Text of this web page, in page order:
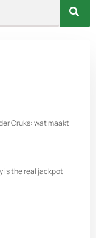
Cruks: wat maakt
is the real jackpot